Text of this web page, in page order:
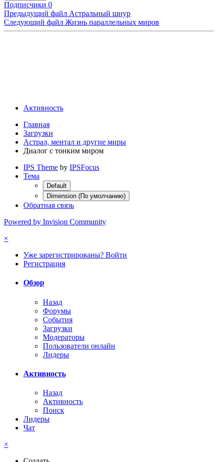
Подписчики 0
Предыдущий файл Астральный шнур
Следующий файл Жизнь параллельных миров
Активность
Главная
Загрузки
Астрал, ментал и другие миры
Диалог с тонким миром
IPS Theme by IPSFocus
Тема
Default
Dimension (По умолчанию)
Обратная связь
Powered by Invision Community
×
Уже зарегистрированы? Войти
Регистрация
Обзор
Назад
Форумы
События
Загрузки
Модераторы
Пользователи онлайн
Лидеры
Активность
Назад
Активность
Поиск
Лидеры
Чат
×